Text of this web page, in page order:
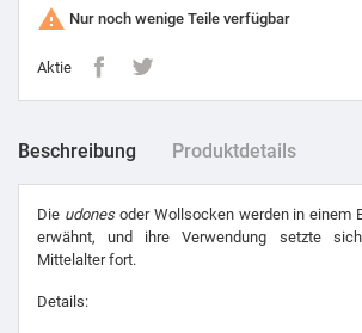
 Nur noch wenige Teile verfügbar
Aktie
Beschreibung Produktdetails
Die udonesoder Wollsocken werden in einem
erwähnt, und ihre Verwendung setzte
Mittelalter fort.
Details: